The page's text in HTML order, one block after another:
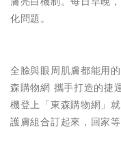
化問題。
全臉與眼周肌膚都能用
森購物網 攜手打造的捷
機登上「東森購物網」
護膚組合訂起來，回家等